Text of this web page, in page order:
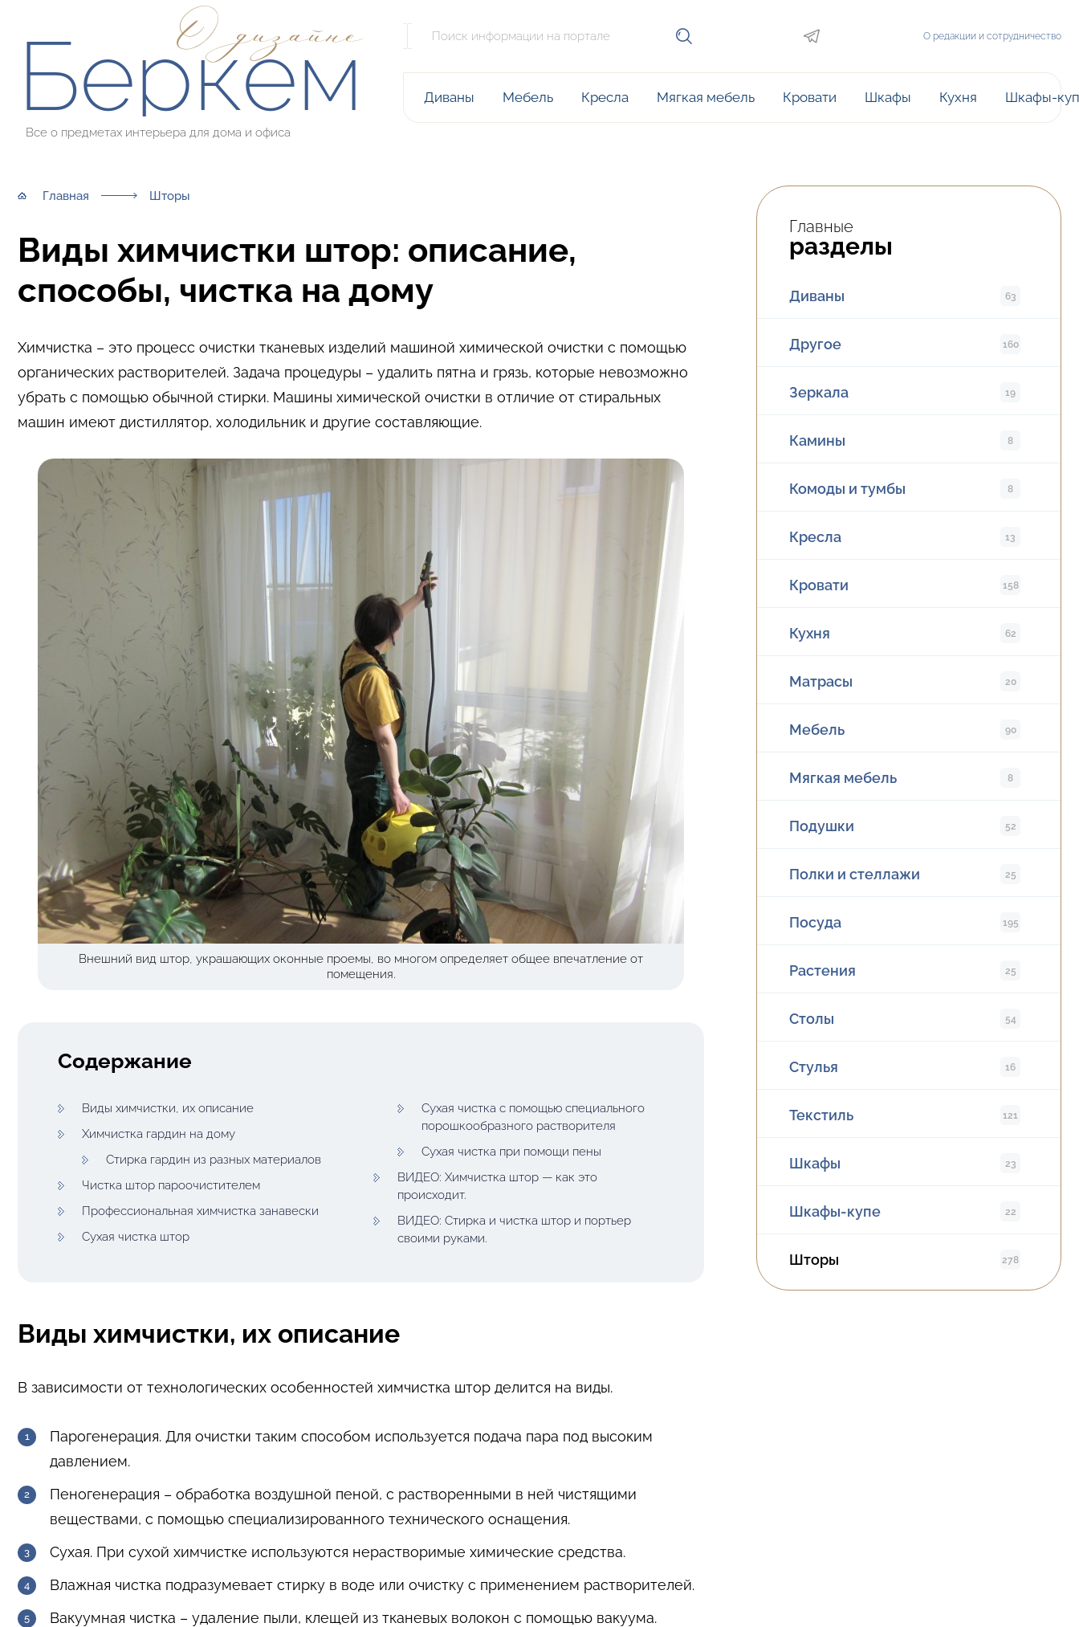
О дизайне
Беркем
Все о предметах интерьера для дома и офиса
О редакции и сотрудничество
Диваны Мебель Кресла Мягкая мебель Кровати Шкафы Кухня Шкафы-
Главная Шторы
Виды химчистки штор: описание,
способы, чистка на дому
Химчистка – это процесс очистки тканевых изделий машиной химической очистки с помощью
органических растворителей. Задача процедуры – удалить пятна и грязь, которые невозможно
убрать с помощью обычной стирки. Машины химической очистки в отличие от стиральных
машин имеют дистиллятор, холодильник и другие составляющие.
Внешний вид штор, украшающих оконные проемы, во многом определяет общее впечатление от
помещения.
Содержание
Виды химчистки, их описание
Химчистка гардин на дому
Стирка гардин из разных материалов
Чистка штор пароочистителем
Профессиональная химчистка занавески
Сухая чистка штор
Сухая чистка с помощью специального
порошкообразного растворителя
Сухая чистка при помощи пены
ВИДЕО: Химчистка штор — как это
происходит.
ВИДЕО: Стирка и чистка штор и портьер
своими руками.
Виды химчистки, их описание
В зависимости от технологических особенностей химчистка штор делится на виды.
Парогенерация. Для очистки таким способом используется подача пара под высоким
давлением.
Пеногенерация – обработка воздушной пеной, с растворенными в ней чистящими
веществами, с помощью специализированного технического оснащения.
Сухая. При сухой химчистке используются нерастворимые химические средства.
Влажная чистка подразумевает стирку в воде или очистку с применением растворителей.
Вакуумная чистка – удаление пыли, клещей из тканевых волокон с помощью вакуума.
Главные
разделы
Диваны 63
Другое 160
Зеркала 19
Камины 8
Комоды и тумбы 8
Кресла 13
Кровати 158
Кухня 62
Матрасы 20
Мебель 90
Мягкая мебель 8
Подушки 52
Полки и стеллажи 25
Посуда 195
Растения 25
Столы 54
Стулья 16
Текстиль 121
Шкафы 23
Шкафы-купе 22
Шторы 278